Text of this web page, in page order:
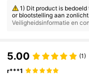
1) Dit product is
or blootstelling aan
n de zon. 3) Niet geschikt
nen, zoals zonnebanken.
Veiligheidsinformatie en
5.00 (1)
r***1